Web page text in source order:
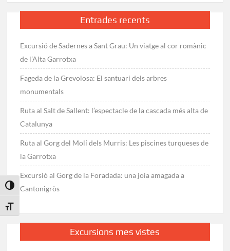
Toggle High Contrast
Toggle Font size
Entrades recents
Excursió de Sadernes a Sant Grau: Un viatge al cor romànic
de l’Alta Garrotxa
Fageda de la Grevolosa: El santuari dels arbres
monumentals
Ruta al Salt de Sallent: l’espectacle de la cascada més alta de
Catalunya
Ruta al Gorg del Molí dels Murris: Les piscines turqueses de
la Garrotxa
Excursió al Gorg de la Foradada: una joia amagada a
Cantonigròs
Excursions mes vistes